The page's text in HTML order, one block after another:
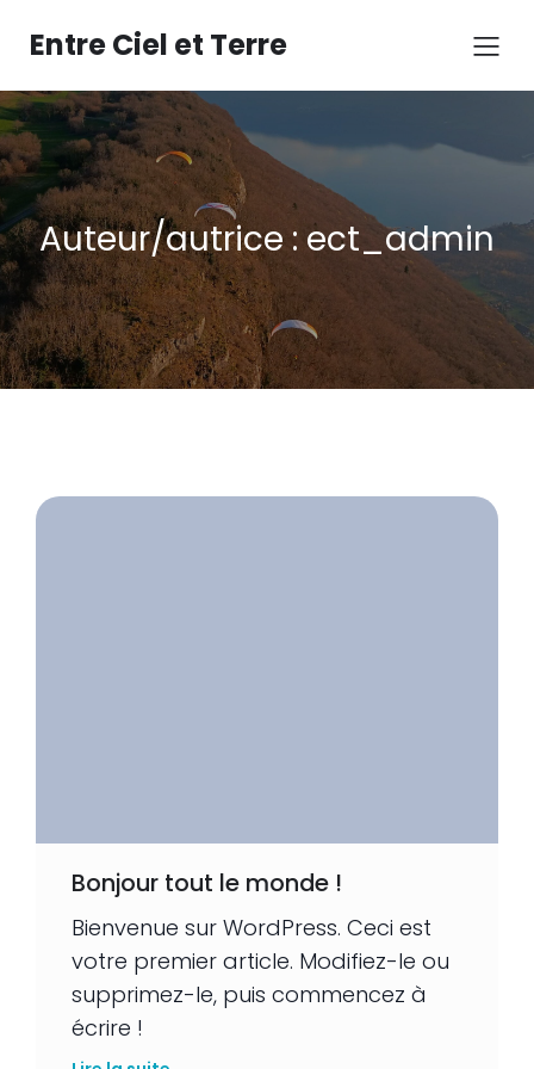
contenuEntre Ciel et Terre
Auteur/autrice : ect_admin
Bonjour tout le monde !
Bienvenue sur WordPress. Ceci est
votre premier article. Modifiez-le ou
supprimez-le, puis commencez à
écrire !